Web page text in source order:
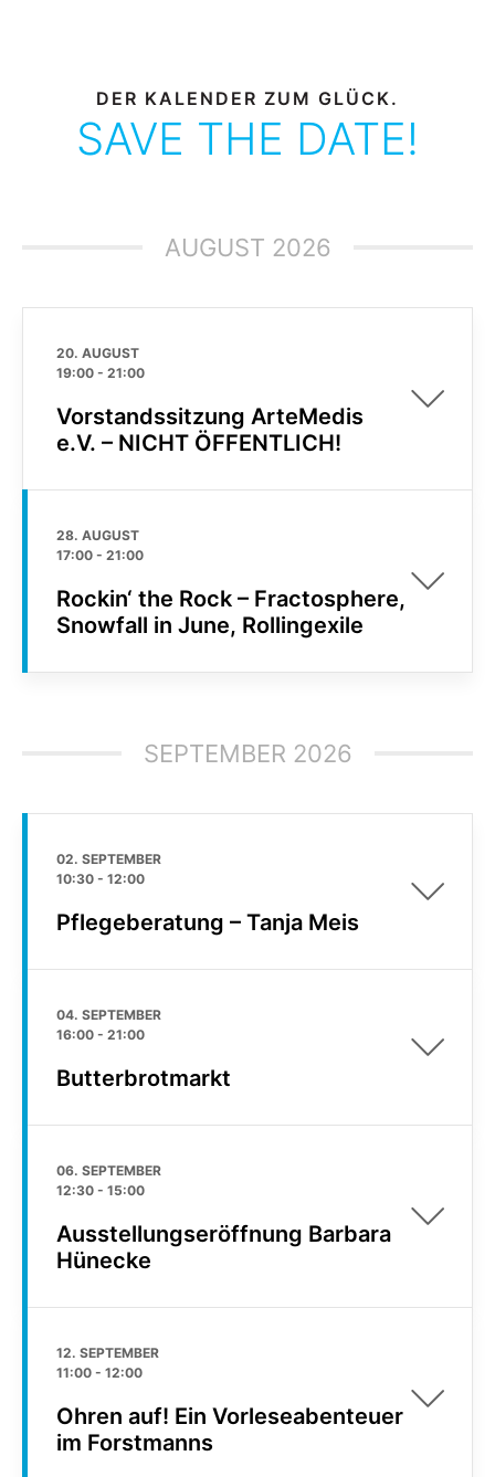
DER KALENDER ZUM GLÜCK.
SAVE THE DATE!
AUGUST 2026
20. AUGUST
19:00 - 21:00
Vorstandssitzung ArteMedis
e.V. – NICHT ÖFFENTLICH!
28. AUGUST
17:00 - 21:00
Rockin‘ the Rock – Fractosphere,
Snowfall in June, Rollingexile
SEPTEMBER 2026
02. SEPTEMBER
10:30 - 12:00
Pflegeberatung – Tanja Meis
04. SEPTEMBER
16:00 - 21:00
Butterbrotmarkt
06. SEPTEMBER
12:30 - 15:00
Ausstellungseröffnung Barbara
Hünecke
12. SEPTEMBER
11:00 - 12:00
Ohren auf! Ein Vorleseabenteuer
im Forstmanns